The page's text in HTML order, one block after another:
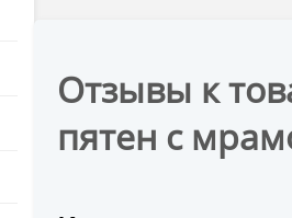
Отзывы к
пятен с